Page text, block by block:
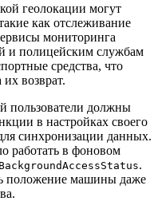
геолокации могут
как отслеживание
мониторинга
и полицейским службам
средства, что
возврат.
пользователи должны
в настройках своего
синхронизации данных.
работать в фоновом
BackgroundAccessStatus.
положение машины даже